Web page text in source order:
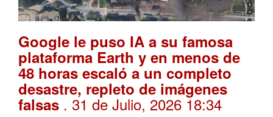
Google le puso IA a su famosa
plataforma Earth y en menos de
48 horas escaló a un completo
desastre, repleto de imágenes
falsas . 31 de Julio, 2026 18:34